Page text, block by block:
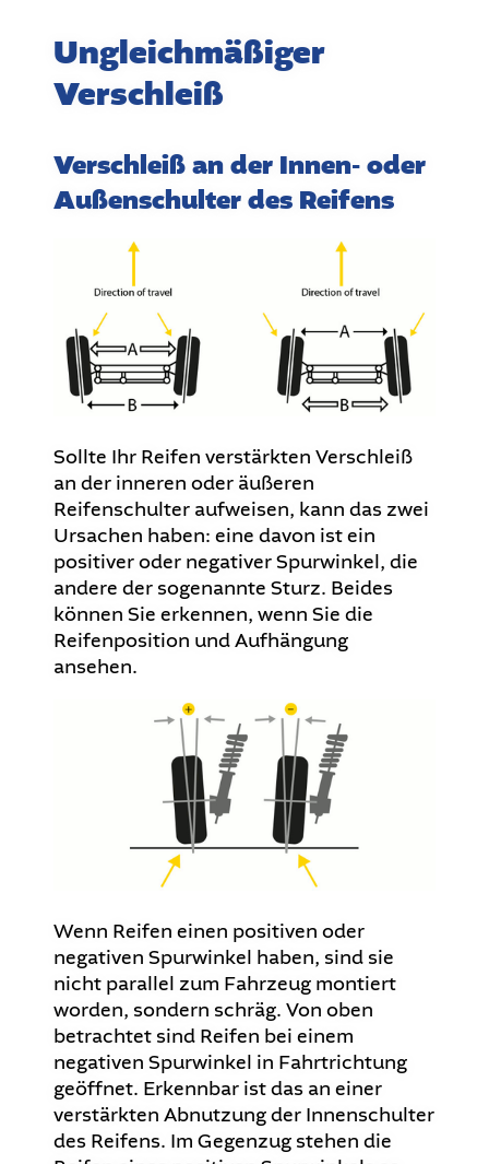
Ungleichmäßiger
Verschleiß
Verschleiß an der Innen- oder
Außenschulter des Reifens
Sollte Ihr Reifen verstärkten Verschleiß
an der inneren oder äußeren
Reifenschulter aufweisen, kann das zwei
Ursachen haben: eine davon ist ein
positiver oder negativer Spurwinkel, die
andere der sogenannte Sturz. Beides
können Sie erkennen, wenn Sie die
Reifenposition und Aufhängung
ansehen.
Wenn Reifen einen positiven oder
negativen Spurwinkel haben, sind sie
nicht parallel zum Fahrzeug montiert
worden, sondern schräg. Von oben
betrachtet sind Reifen bei einem
negativen Spurwinkel in Fahrtrichtung
geöffnet. Erkennbar ist das an einer
verstärkten Abnutzung der Innenschulter
des Reifens. Im Gegenzug stehen die